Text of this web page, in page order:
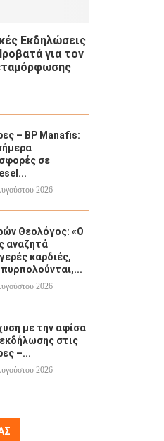
Εκδηλώσεις
για τον
– BP Manafis:
σε
2026
Θεολόγος: «Ο
αναζητά
καρδιές,
2026
με την αφίσα
στις
–...
2026